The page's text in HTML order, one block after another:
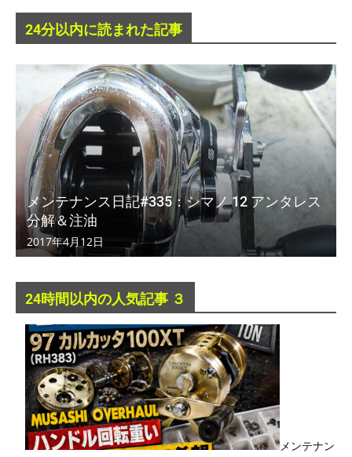
24分以内に読まれた記事
メンテナンス日記#335：シマノ 12 アンタレス
分解＆注油
2017年4月12日
24時間以内の人気記事 ３
メンテナン